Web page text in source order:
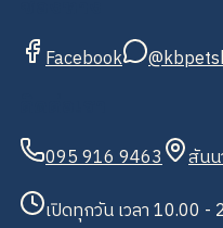
Facebook
095 916 9463
สันน
เปิดทุกวัน เวลา 10.00 -